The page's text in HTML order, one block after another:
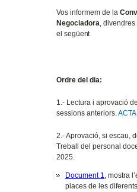
Vos informem de la
Negociadora,
elsegüent
Ordre del dia:
1.- Lectura i aprovació
sessions anteriors.
2.- Aprovació, si escau,
Treball del personal
2025.
Document 1, mostra
places de les